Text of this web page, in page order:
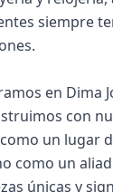
siempre
en Dima
con
un lugar
como un
únicas y